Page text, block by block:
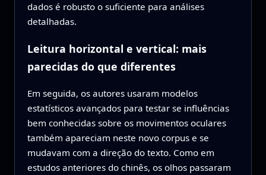
dados é robusto o suficiente para análises
detalhadas.
Leitura horizontal e vertical: mais
parecidas do que diferentes
Em seguida, os autores usaram modelos
estatísticos avançados para testar se influências
bem conhecidas sobre os movimentos oculares
também apareciam neste novo corpus e se
mudavam com a direção do texto. Como em
estudos anteriores do chinês, os olhos passaram